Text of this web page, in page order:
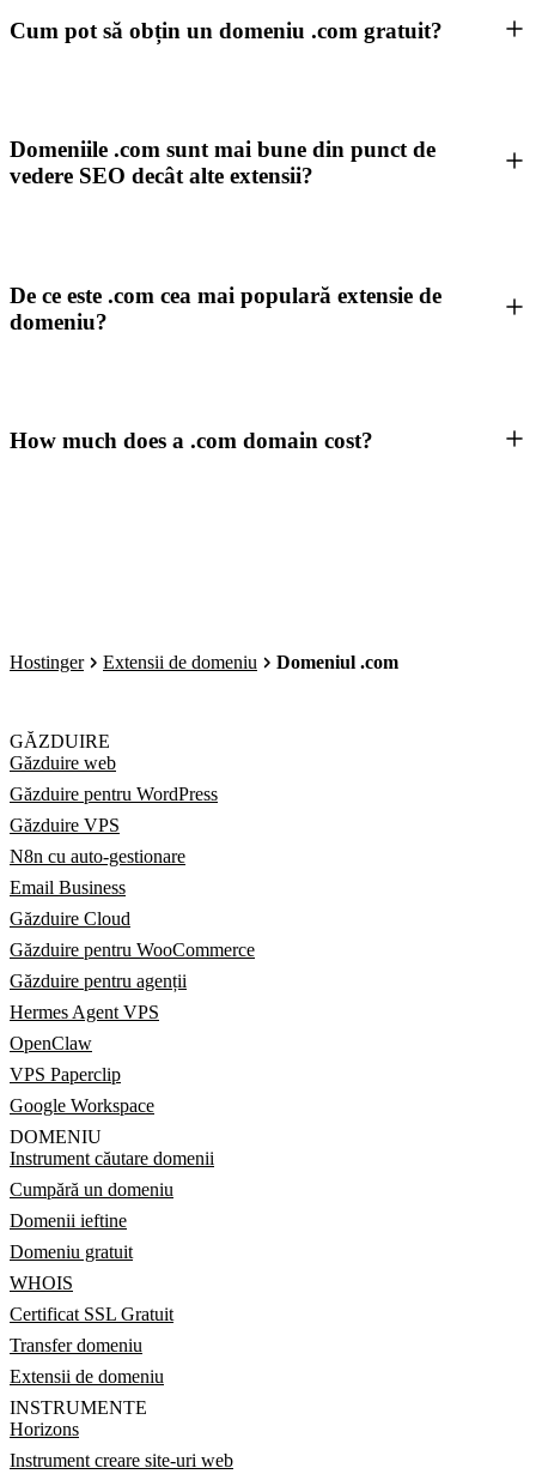
Cum pot să obțin un domeniu .com gratuit?
Domeniile .com sunt mai bune din punct de
vedere SEO decât alte extensii?
De ce este .com cea mai populară extensie de
domeniu?
How much does a .com domain cost?
Hostinger Extensii de domeniu Domeniul .com
GĂZDUIRE
Găzduire web
Găzduire pentru WordPress
Găzduire VPS
N8n cu auto-gestionare
Email Business
Găzduire Cloud
Găzduire pentru WooCommerce
Găzduire pentru agenții
Hermes Agent VPS
OpenClaw
VPS Paperclip
Google Workspace
DOMENIU
Instrument căutare domenii
Cumpără un domeniu
Domenii ieftine
Domeniu gratuit
WHOIS
Certificat SSL Gratuit
Transfer domeniu
Extensii de domeniu
INSTRUMENTE
Horizons
Instrument creare site-uri web